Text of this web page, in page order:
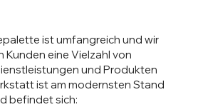
ist umfangreich und wir
Kunden eine Vielzahl von
und Produkten
ist am modernsten Stand
befindet sich: